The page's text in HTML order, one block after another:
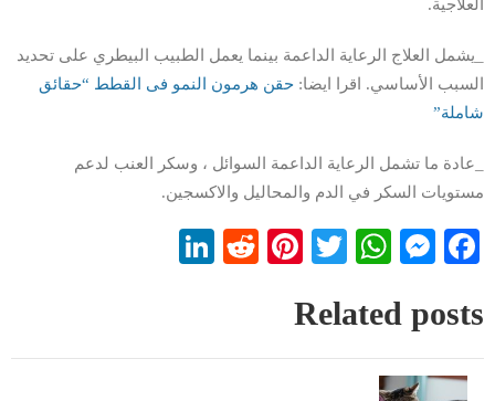
العلاجية.
_يشمل العلاج الرعاية الداعمة بينما يعمل الطبيب البيطري على تحديد
السبب الأساسي. اقرا ايضا: حقن هرمون النمو فى القطط “حقائق
شاملة”
_عادة ما تشمل الرعاية الداعمة السوائل ، وسكر العنب لدعم
مستويات السكر في الدم والمحاليل والاكسجين.
Facebook
Messenger
WhatsApp
Twitter
Pinterest
Reddit
Related posts